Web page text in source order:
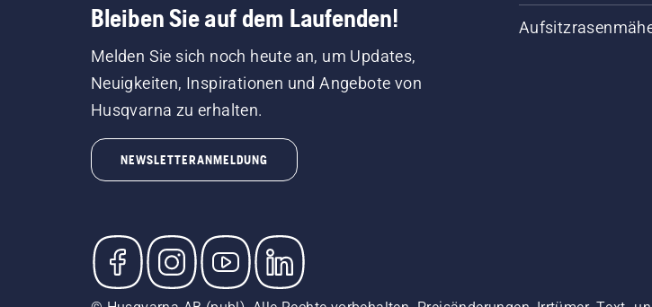
Bleiben Sie auf dem Laufenden!
Melden Sie sich noch heute an, um Updates,
Neuigkeiten, Inspirationen und Angebote von
Husqvarna zu erhalten.
NEWSLETTERANMELDUNG